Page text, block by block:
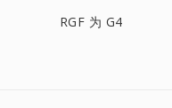
RGF 为 G4